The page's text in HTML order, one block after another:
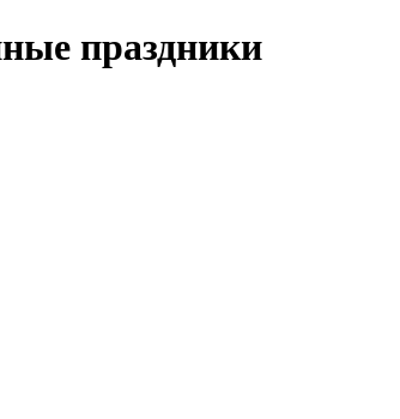
праздники